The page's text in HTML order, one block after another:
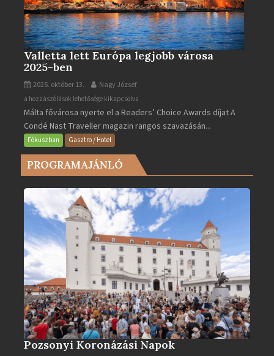
Valletta lett Európa legjobb városa
2025-ben
2025. október 13. Nagy József
Valletta
lett
Európa
legjobb
2025-
bejegyzéshez
a hozzászólások lehetősége kikapcsolva
Málta fővárosa nyerte el a Readers’ Choice Awards díjat A
Condé Nast Traveller magazin rangos szavazásán...
Fókuszban Gasztro / Hotel
PROGRAMAJÁNLÓ
Pozsonyi Koronázási Napok